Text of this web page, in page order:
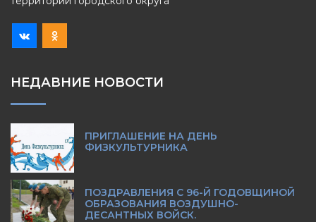
НЕДАВНИЕ НОВОСТИ
ПРИГЛАШЕНИЕ НА ДЕНЬ
ФИЗКУЛЬТУРНИКА
ПОЗДРАВЛЕНИЯ С 96-Й ГОДОВЩИНОЙ
ОБРАЗОВАНИЯ ВОЗДУШНО-
ДЕСАНТНЫХ ВОЙСК.